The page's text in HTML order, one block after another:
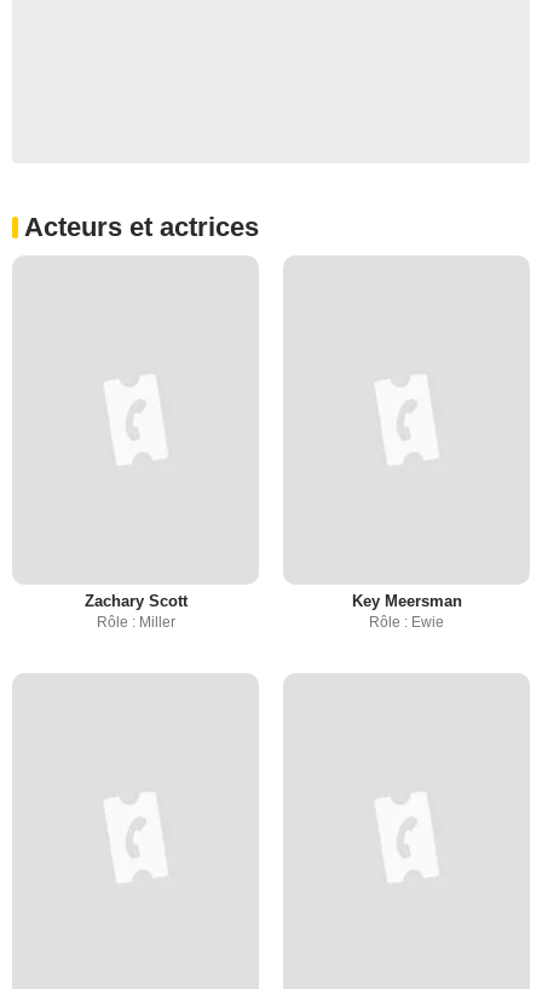
Acteurs et actrices
Zachary Scott
Rôle : Miller
Key Meersman
Rôle : Ewie